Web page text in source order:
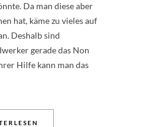
Da man diese aber
hat, käme zu vieles auf
Deshalb sind
gerade das Non
Hilfe kann man das